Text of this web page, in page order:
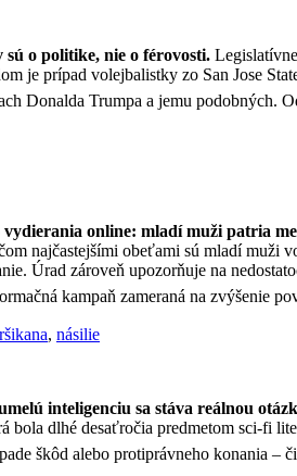
o politike, nie o férovosti.
je prípad volejbalistky zo San Jose
Donalda Trumpa a jemu podobných.
vydierania online: mladí muži patria
najčastejšími obeťami sú mladí muži
Úrad zároveň upozorňuje na
kampaň zameraná na zvýšenie
, násilie
inteligenciu sa stáva reálnou
bola dlhé desaťročia predmetom sci-fi
škôd alebo protiprávneho konania –